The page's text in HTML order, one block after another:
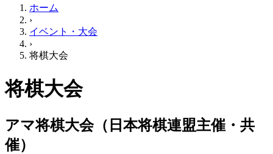
ホーム
›
イベント・大会
›
将棋大会
将棋大会
アマ将棋大会（日本将棋連盟主催・共
催）